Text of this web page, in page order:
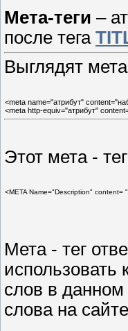
Мета-теги –
после тега
Выглядят
<meta name="атрибут"
<meta http-equiv="атрибут"
Этот мета -
<META Name="Description"
Мета - тег
использовать
слов в
слова на